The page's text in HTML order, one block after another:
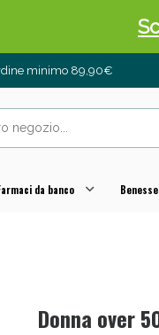
minimo 89,90€
da banco
Donna over